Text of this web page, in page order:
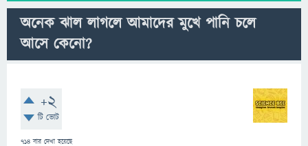
অনেক ঝাল লাগলে আমাদের মুখে পানি চলে
আসে কেনো?
+2
টি ভোট
714 বার দেখা হয়েছে